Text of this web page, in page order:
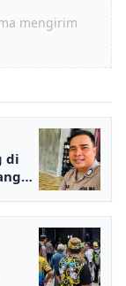
mengirim
di